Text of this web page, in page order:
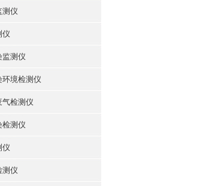
测仪
仪
监测仪
境检测仪
气检测仪
检测仪
仪
测仪